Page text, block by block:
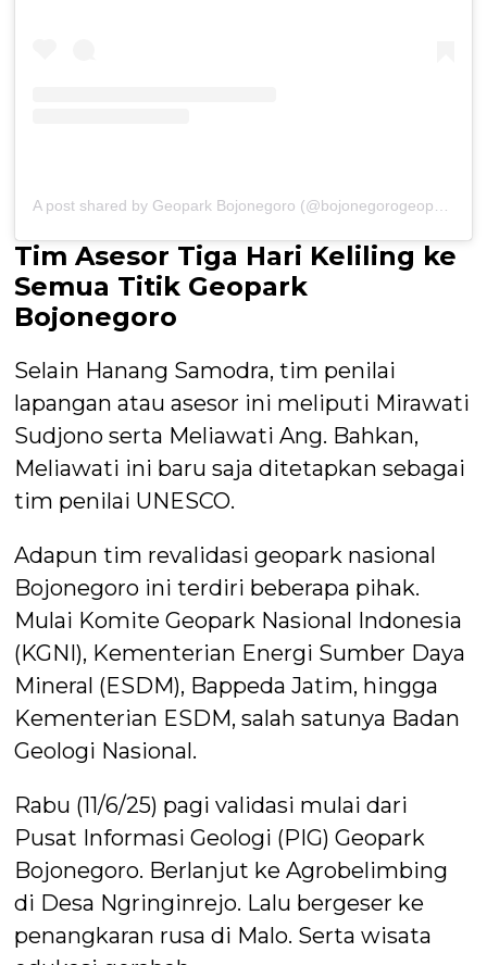
A post shared by Geopark Bojonegoro (@bojonegorogeopark)
Tim Asesor Tiga Hari Keliling ke
Semua Titik Geopark
Bojonegoro
Selain Hanang Samodra, tim penilai
lapangan atau asesor ini meliputi Mirawati
Sudjono serta Meliawati Ang. Bahkan,
Meliawati ini baru saja ditetapkan sebagai
tim penilai UNESCO.
Adapun tim revalidasi geopark nasional
Bojonegoro ini terdiri beberapa pihak.
Mulai Komite Geopark Nasional Indonesia
(KGNI), Kementerian Energi Sumber Daya
Mineral (ESDM), Bappeda Jatim, hingga
Kementerian ESDM, salah satunya Badan
Geologi Nasional.
Rabu (11/6/25) pagi validasi mulai dari
Pusat Informasi Geologi (PIG) Geopark
Bojonegoro. Berlanjut ke Agrobelimbing
di Desa Ngringinrejo. Lalu bergeser ke
penangkaran rusa di Malo. Serta wisata